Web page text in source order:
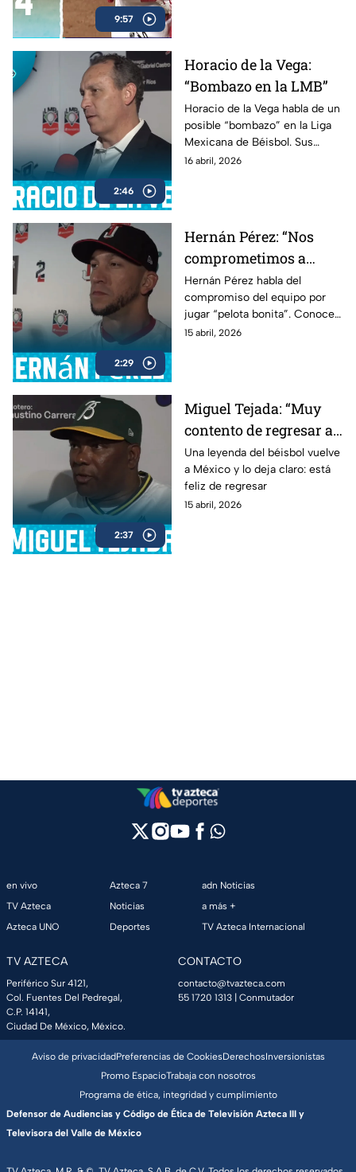
9:57
2:46
Horacio de la Vega:
“Bombazo en la LMB”
Horacio de la Vega habla de un
posible “bombazo” en la Liga
Mexicana de Béisbol. Sus
declaraciones generan
16 abril, 2026
2:29
Hernán Pérez: “Nos
comprometimos a
jugar pelota bonita”
Hernán Pérez habla del
compromiso del equipo por
jugar “pelota bonita”. Conoce
sus declaraciones en esta
15 abril, 2026
2:37
Miguel Tejada: “Muy
contento de regresar a
la Liga Mexicana”
Una leyenda del béisbol vuelve
a México y lo deja claro: está
feliz de regresar
15 abril, 2026
en vivo
TV Azteca
Azteca UNO
Azteca 7
Noticias
Deportes
adn Noticias
a más +
TV Azteca Internacional
TV AZTECA
Periférico Sur 4121,
Col. Fuentes Del Pedregal,
C.P. 14141,
Ciudad De México, México.
CONTACTO
contacto@tvazteca.com
55 1720 1313 | Conmutador
Aviso de privacidadPreferencias de CookiesDerechosInversionistas
Promo EspacioTrabaja con nosotros
Programa de ética, integridad y cumplimiento
Defensor de Audiencias y Código de Ética de Televisión Azteca III y
Televisora del Valle de México